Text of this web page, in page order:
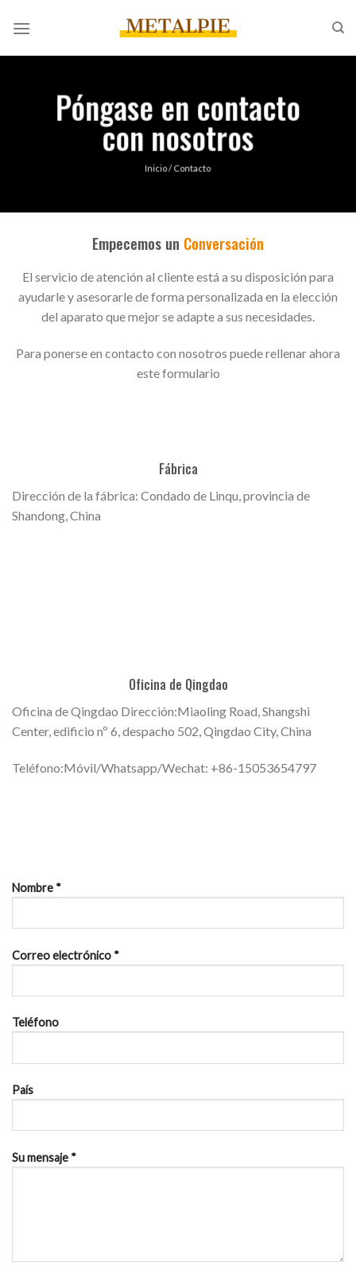
Póngase en contacto
con nosotros
Inicio / Contacto
Empecemos un Conversación
El servicio de atención al cliente está a su disposición para
ayudarle y asesorarle de forma personalizada en la elección
del aparato que mejor se adapte a sus necesidades.
Para ponerse en contacto con nosotros puede rellenar ahora
este formulario
Fábrica
Dirección de la fábrica: Condado de Linqu, provincia de
Shandong, China
Oficina de Qingdao
Oficina de Qingdao Dirección:Miaoling Road, Shangshi
Center, edificio nº 6, despacho 502, Qingdao City, China
Teléfono:Móvil/Whatsapp/Wechat: +86-15053654797
Nombre *
Correo electrónico *
Teléfono
País
Su mensaje *